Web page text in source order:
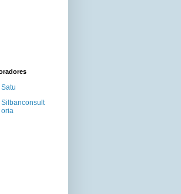
Satu
Silbanconsult
oria